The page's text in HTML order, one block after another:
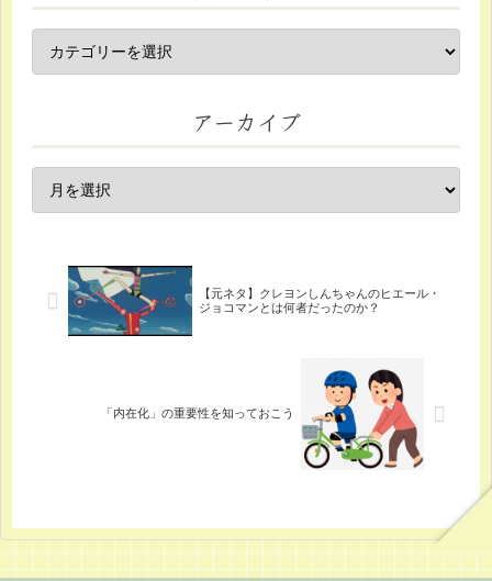
アーカイブ
【元ネタ】クレヨンしんちゃんのヒエール・
ジョコマンとは何者だったのか？
「内在化」の重要性を知っておこう